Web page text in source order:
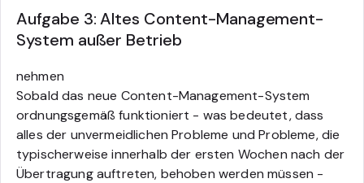
Aufgabe 3: Altes Content-Management-
System außer Betrieb
nehmen
Sobald das neue Content-Management-System
ordnungsgemäß funktioniert - was bedeutet, dass
alles der unvermeidlichen Probleme und Probleme, die
typischerweise innerhalb der ersten Wochen nach der
Übertragung auftreten, behoben werden müssen -